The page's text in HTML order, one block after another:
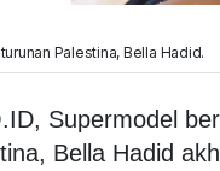
Palestina, Bella Hadid.
Supermodel
Bella Hadid